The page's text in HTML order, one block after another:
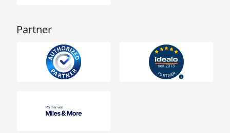
Partner